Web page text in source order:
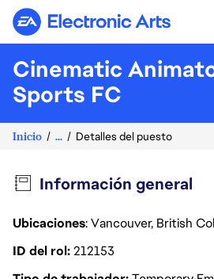
Electronic Arts
Cinematic
Sports FC
Inicio ... Detalles del puesto
Información general
Ubicaciones: Vancouver, British
ID del rol212153